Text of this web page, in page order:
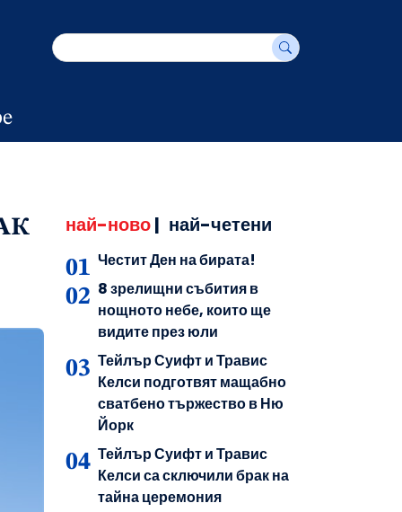
най-ново| най-четени
Честит Ден на бирата!
8 зрелищни събития в
нощното небе, които ще
видите през юли
Тейлър Суифт и Травис
Келси подготвят мащабно
сватбено тържество в Ню
Йорк
Тейлър Суифт и Травис
Келси са сключили брак на
тайна церемония